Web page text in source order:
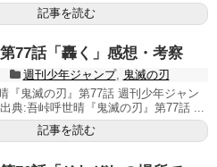
記事を読む
77話「轟く」感想・考察
週刊少年ジャンプ, 鬼滅の刃
『鬼滅の刃』第77話 週刊少年ジャン
典:吾峠呼世晴『鬼滅の刃』第77話 ...
記事を読む